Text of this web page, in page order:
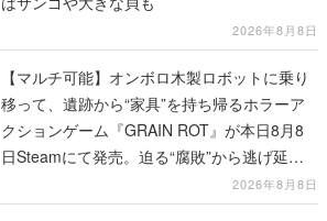
2026年8月8日
【マルチ可能】オンボロ木製ロボットに乗り
移って、遺跡から“家具”を持ち帰るホラーア
クションゲーム『GRAIN ROT』が本日8月8
日Steamにて発売。迫る“腐敗”から逃げ延
2026年8月8日